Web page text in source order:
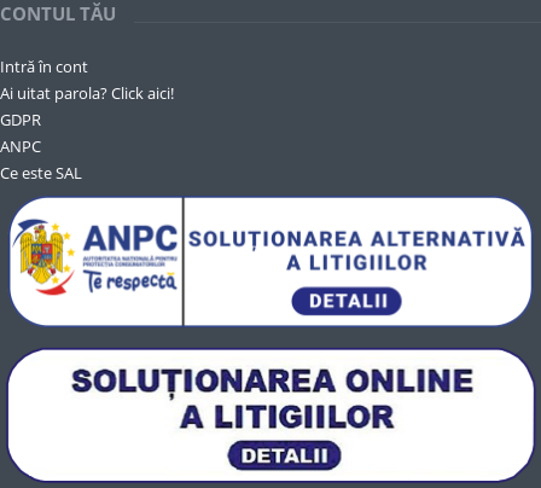
CONTUL TĂU
Intră în cont
Ai uitat parola? Click aici!
GDPR
ANPC
Ce este SAL